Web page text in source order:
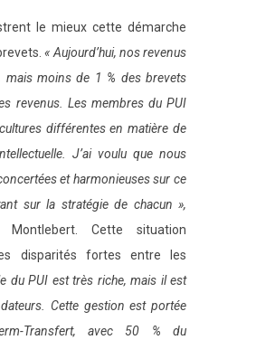
le mieux cette démarche
« Aujourd’hui, nos revenus
mais moins de 1 % des brevets
revenus. Les membres du PUI
différentes en matière de
J’ai voulu que nous
et harmonieuses sur ce
sur la stratégie de chacun »,
Cette situation
disparités fortes entre les
du PUI est très riche, mais il est
Cette gestion est portée
Transfert, avec 50 % du